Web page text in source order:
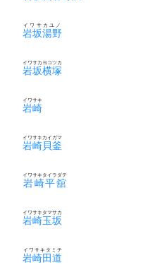
岩坂湯野
イワサカユノ
岩坂横塚
イワサカヨコツカ
岩崎
イワサキ
岩崎貝釜
イワサキカイガマ
岩崎平舘
イワサキタイラダテ
岩崎玉坂
イワサキタマサカ
岩崎田道
イワサキタミチ